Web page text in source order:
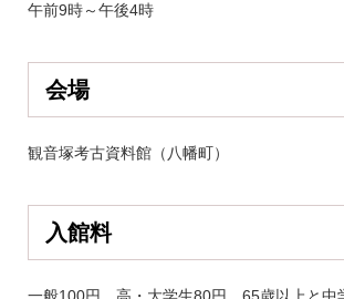
午前9時～午後4時
会場
観音塚考古資料館（八幡町）
入館料